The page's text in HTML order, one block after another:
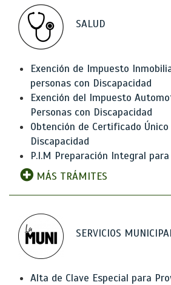
SALUD
Exención de Impuesto
personas con Discapacidad
Exención del Impuesto
Personas con Discapacidad
Obtención de Certificado Único
Discapacidad
P.I.M Preparación Integral
MÁS TRÁMITES
SERVICIOS
Alta de Clave Especial para